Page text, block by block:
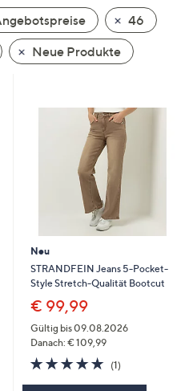
46
Neue Produkte
Neu
STRANDFEIN Jeans 5-Pocket-
Style Stretch-Qualität Bootcut
€ 99,99
Gültig bis 09.08.2026
Danach: € 109,99
5.0
von
(1)1